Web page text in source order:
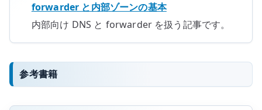
forwarder と内部ゾーンの基本
内部向け DNS と forwarder を扱う記事です。
参考書籍